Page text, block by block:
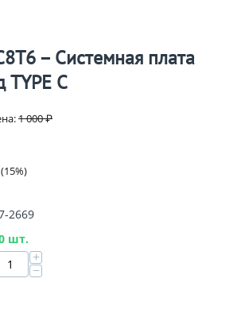
– Системная плата
TYPE C
1 000₽
(15%)
2669
шт.
+
−